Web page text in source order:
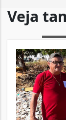
Veja